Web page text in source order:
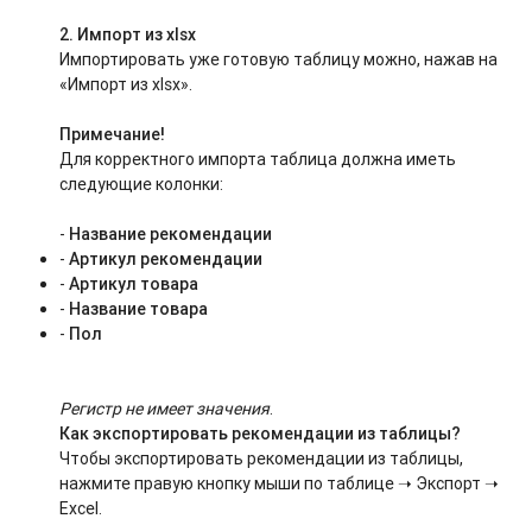
2. Импорт из xlsx
Импортировать уже готовую таблицу можно, нажав на
«Импорт из xlsx».
Примечание!
Для корректного импорта таблица должна иметь
следующие колонки:
- Название рекомендации
-Артикул рекомендации
-Артикул товара
- Название товара
- Пол
Регистр не имеет значения.
Как экспортировать рекомендации из таблицы?
Чтобы экспортировать рекомендации из таблицы,
нажмите правую кнопку мыши по таблице ➝ Экспорт ➝
Excel.